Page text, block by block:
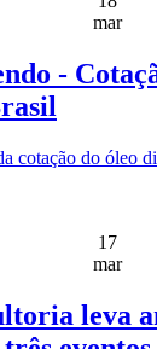
mar
-
cotação do óleo
17
mar
leva